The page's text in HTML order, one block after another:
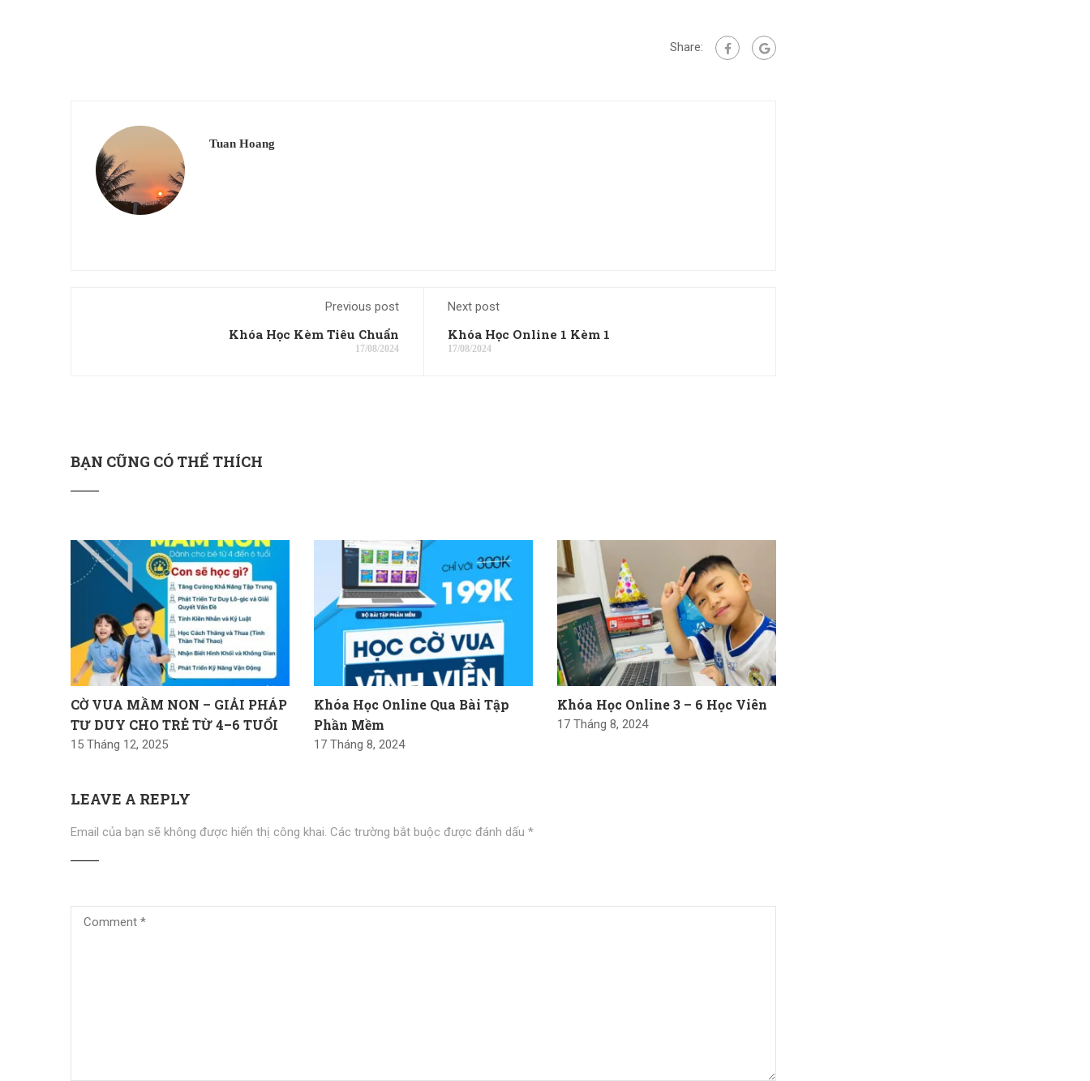
Share:
Tuan Hoang
Previous post
Khóa Học Kèm Tiêu Chuẩn
17/08/2024
Next post
Khóa Học Online 1 Kèm 1
17/08/2024
BẠN CŨNG CÓ THỂ THÍCH
CỜ VUA MẦM NON – GIẢI PHÁP
TƯ DUY CHO TRẺ TỪ 4–6 TUỔI
15 Tháng 12, 2025
Khóa Học Online Qua Bài Tập
Phần Mềm
17 Tháng 8, 2024
Khóa Học Online 3 – 6 Học Viên
17 Tháng 8, 2024
LEAVE A REPLY
Email của bạn sẽ không được hiển thị công khai. Các trường bắt buộc được đánh dấu *